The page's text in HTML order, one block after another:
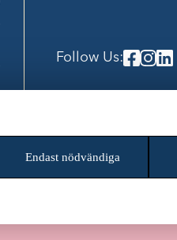
Follow Us:
Endast nödvändiga